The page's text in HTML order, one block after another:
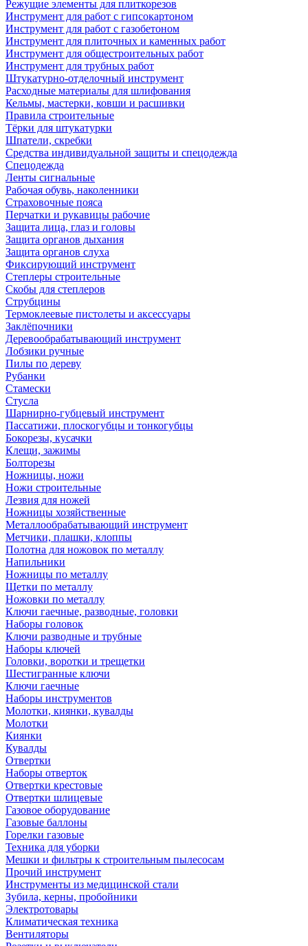
Режущие элементы для плиткорезов
Инструмент для работ с гипсокартоном
Инструмент для работ с газобетоном
Инструмент для плиточных и каменных работ
Инструмент для общестроительных работ
Инструмент для трубных работ
Штукатурно-отделочный инструмент
Расходные материалы для шлифования
Кельмы, мастерки, ковши и расшивки
Правила строительные
Тёрки для штукатурки
Шпатели, скребки
Средства индивидуальной защиты и спецодежда
Спецодежда
Ленты сигнальные
Рабочая обувь, наколенники
Страховочные пояса
Перчатки и рукавицы рабочие
Защита лица, глаз и головы
Защита органов дыхания
Защита органов слуха
Фиксирующий инструмент
Степлеры строительные
Скобы для степлеров
Струбцины
Термоклеевые пистолеты и аксессуары
Заклёпочники
Деревообрабатывающий инструмент
Лобзики ручные
Пилы по дереву
Рубанки
Стамески
Стусла
Шарнирно-губцевый инструмент
Пассатижи, плоскогубцы и тонкогубцы
Бокорезы, кусачки
Клещи, зажимы
Болторезы
Ножницы, ножи
Ножи строительные
Лезвия для ножей
Ножницы хозяйственные
Металлообрабатывающий инструмент
Метчики, плашки, клоппы
Полотна для ножовок по металлу
Напильники
Ножницы по металлу
Щетки по металлу
Ножовки по металлу
Ключи гаечные, разводные, головки
Наборы головок
Ключи разводные и трубные
Наборы ключей
Головки, воротки и трещетки
Шестигранные ключи
Ключи гаечные
Наборы инструментов
Молотки, киянки, кувалды
Молотки
Киянки
Кувалды
Отвертки
Наборы отверток
Отвертки крестовые
Отвертки шлицевые
Газовое оборудование
Газовые баллоны
Горелки газовые
Техника для уборки
Мешки и фильтры к строительным пылесосам
Прочий инструмент
Инструменты из медицинской стали
Зубила, керны, пробойники
Электротовары
Климатическая техника
Вентиляторы